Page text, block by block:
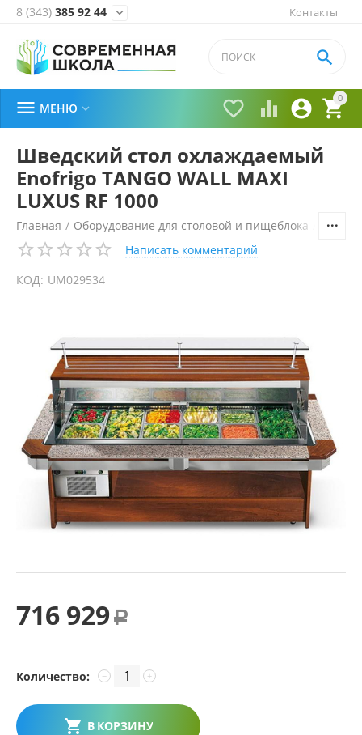
Контакты
8 (343) 385 92 44 
0


 

 МЕНЮ 
Шведский стол охлаждаемый
Enofrigo TANGO WALL MAXI
LUXUS RF 1000
Главная / Оборудование для столовой и пищеблока
Написать комментарий
КОД: UM029534
716 929 Р
Количество: +
−
В КОРЗИНУ